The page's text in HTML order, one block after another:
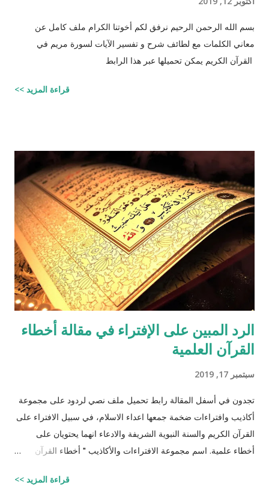
بسم الله الرحمن الرحيم نرفق لكم أخوتنا الكرام ملف كامل عن
معاني الكلمات مع لطائف شرح و تفسير الآيات لسورة مريم في
القرآن الكريم يمكن تحميلها عبر هذا الرابط
قراءة المزيد >>
الرد المبين على الإفتراء في مقالة أخطاء
القرآن العلمية
سبتمبر 17, 2019
تجدون في أسفل المقالة رابط تحميل ملف نصي لردود على مجموعة
أكاذيب وافتراءات ضخمة جمعها اعداء الاسلام، في سبيل الافتراء على
القرآن الكريم والسنة النبوية الشريفة والادعاء انهما يحتويان على
أخطاء علمية. اسم مجموعة الافتراءات والأكاذيب " أخطاء القرآن
واتبعته بردٍ يليه . راجيًا أن يكون ذلك في ميزان حسناتي ، ولا تنسوني
قراءة المزيد >>